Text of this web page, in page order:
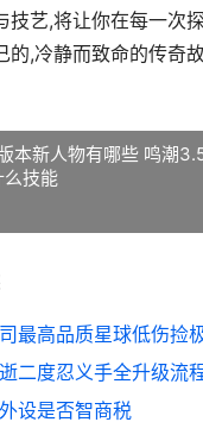
技艺,将让你在每一次
的,冷静而致命的传奇故
本新人物有哪些 鸣潮
么技能
最高品质星球低伤捡
二度忍义手全升级流
设是否智商税